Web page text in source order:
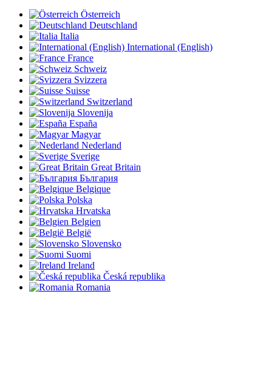
Österreich
Deutschland
Italia
International (English)
France
Schweiz
Svizzera
Suisse
Switzerland
Slovenija
España
Magyar
Nederland
Sverige
Great Britain
България
Belgique
Polska
Hrvatska
Belgien
België
Slovensko
Suomi
Ireland
Česká republika
Romania